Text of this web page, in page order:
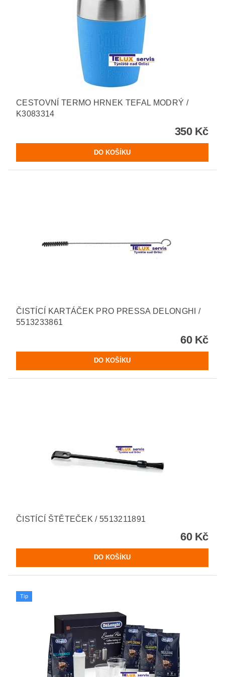
CESTOVNÍ TERMO HRNEK TEFAL MODRÝ /
K3083314
350 Kč
ČISTÍCÍ KARTÁČEK PRO PRESSA DELONGHI /
5513233861
60 Kč
ČISTÍCÍ ŠTĚTEČEK / 5513211891
60 Kč
Tip